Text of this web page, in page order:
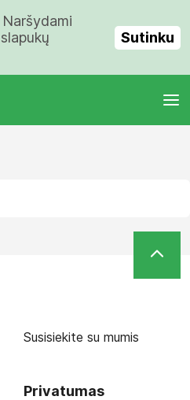
Sutinku
Susisiekite su mumis
Privatumas